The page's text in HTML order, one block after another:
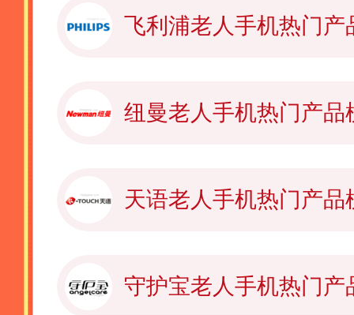
飞利浦老人手机热门产
纽曼老人手机热门产品
天语老人手机热门产品
守护宝老人手机热门产